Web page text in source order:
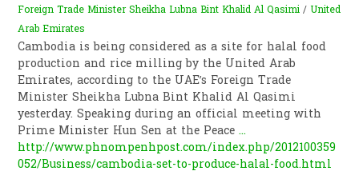
Foreign Trade Minister Sheikha Lubna Bint Khalid Al Qasimi /United
Arab Emirates
Cambodia is being considered as a site for halal food
production and rice milling by the United Arab
Emirates, according to the UAE’s Foreign Trade
Minister Sheikha Lubna Bint Khalid Al Qasimi
yesterday. Speaking during an official meeting with
Prime Minister Hun Sen at the Peace...
http://www.phnompenhpost.com/index.php/2012100359
052/Business/cambodia-set-to-produce-halal-food.html